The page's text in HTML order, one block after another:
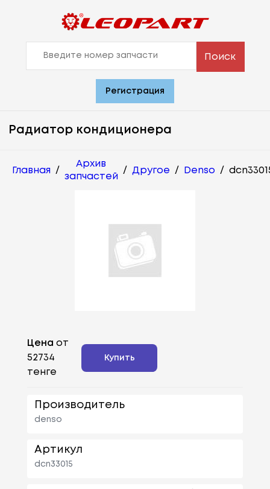
Поиск
Регистрация
Радиатор кондиционера
Главная /
Архив
запчастей
/ Другое / Denso /
Цена от
52734
тенге
Купить
Производитель
denso
Артикул
dcn33015